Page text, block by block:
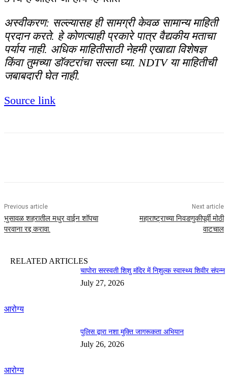
अस्वीकरण: सल्ल्यासह ही सामग्री केवळ सामान्य माहिती
प्रदान करते. हे कोणत्याही प्रकारे पात्र वैद्यकीय मताचा
पर्याय नाही. अधिक माहितीसाठी नेहमी एखाद्या विशेषज्ञ
किंवा तुमच्या डॉक्टरांचा सल्ला घ्या. NDTV या माहितीची
जबाबदारी घेत नाही.
Source link
Previous article
भुसावळ शहरातील मधुर वाईन शॉपचा
परवाना रद्द करावा.
Next article
महाराष्ट्राच्या निवडणुकीपूर्वी मोठी
वाटचाल
RELATED ARTICLES
आरोग्य
चापोरा सरस्वती शिशु मंदिर में निशुल्क स्वास्थ्य शिवीर संपन्न
July 27, 2026
आरोग्य
पुलिस द्वारा नशा मुक्ति जागरूकता अभियान
July 26, 2026